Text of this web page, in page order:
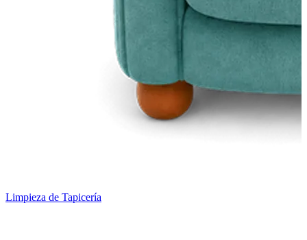
Limpieza de Tapicería